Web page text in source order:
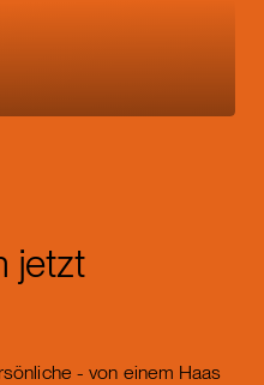
jetzt
- von einem Haas